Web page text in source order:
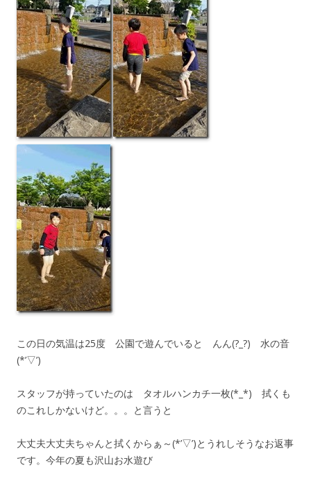
この日の気温は25度 公園で遊んでいると んん(?_?) 水の音
(*’▽’)
スタッフが持っていたのは タオルハンカチ一枚(*_*) 拭くも
のこれしかないけど。。。と言うと
大丈夫大丈夫ちゃんと拭くからぁ～(*’▽’)とうれしそうなお返事
です。今年の夏も沢山お水遊び